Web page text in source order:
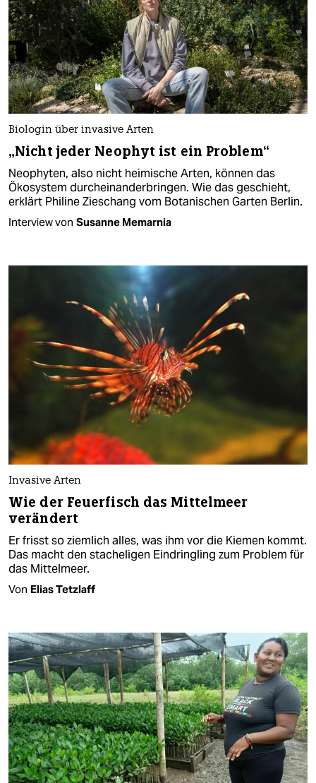
Biologin über invasive Arten
„Nicht jeder Neophyt ist ein Problem“
Neophyten, also nicht heimische Arten, können das
Ökosystem durcheinanderbringen. Wie das geschieht,
erklärt Philine Zieschang vom Botanischen Garten Berlin.
Interview von Susanne Memarnia
Invasive Arten
Wie der Feuerfisch das Mittelmeer
verändert
Er frisst so ziemlich alles, was ihm vor die Kiemen kommt.
Das macht den stacheligen Eindringling zum Problem für
das Mittelmeer.
Von Elias Tetzlaff